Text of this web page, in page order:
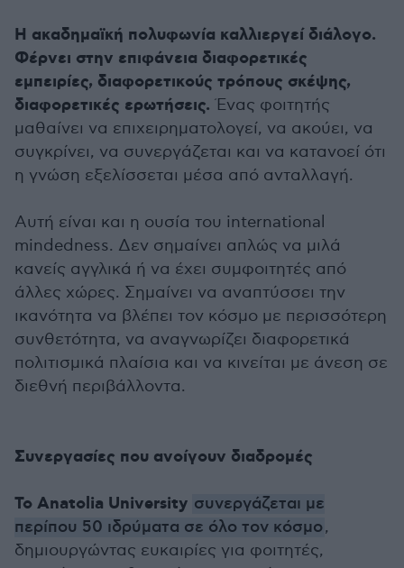
Η ακαδημαϊκή πολυφωνία καλλιεργεί διάλογο.
Φέρνει στην επιφάνεια διαφορετικές
εμπειρίες, διαφορετικούς τρόπους σκέψης,
διαφορετικές ερωτήσεις. Ένας φοιτητής
μαθαίνει να επιχειρηματολογεί, να ακούει, να
συγκρίνει, να συνεργάζεται και να κατανοεί ότι
η γνώση εξελίσσεται μέσα από ανταλλαγή.
Αυτή είναι και η ουσία του international
mindedness. Δεν σημαίνει απλώς να μιλά
κανείς αγγλικά ή να έχει συμφοιτητές από
άλλες χώρες. Σημαίνει να αναπτύσσει την
ικανότητα να βλέπει τον κόσμο με περισσότερη
συνθετότητα, να αναγνωρίζει διαφορετικά
πολιτισμικά πλαίσια και να κινείται με άνεση σε
διεθνή περιβάλλοντα.
Συνεργασίες που ανοίγουν διαδρομές
Το Anatolia University συνεργάζεται με
περίπου 50 ιδρύματα σε όλο τον κόσμο,
δημιουργώντας ευκαιρίες για φοιτητές,